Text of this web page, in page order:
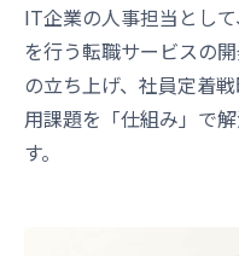
IT企業の人事担当とし
を行う転職サービスの
の立ち上げ、社員定着
用課題を「仕組み」で
す。